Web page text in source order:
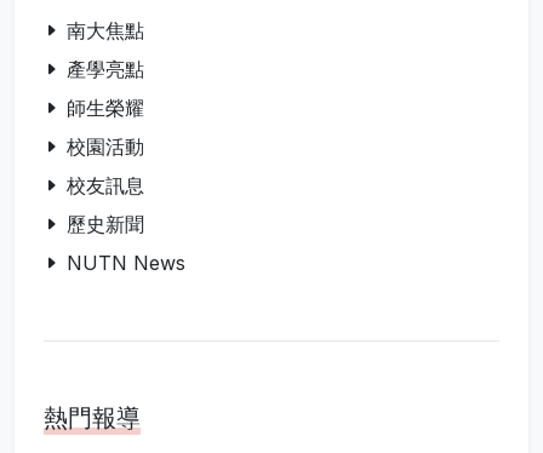
南大焦點
產學亮點
師生榮耀
校園活動
校友訊息
歷史新聞
NUTN News
熱門報導